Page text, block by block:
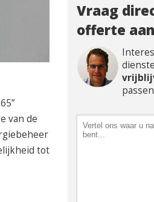
van de
tot
Vraag
offerte aan